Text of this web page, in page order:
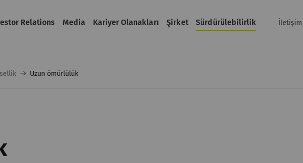
Relations Media Kariyer Olanakları Şirket Sürdürülebilirlik İletişim
Uzun ömürlülük